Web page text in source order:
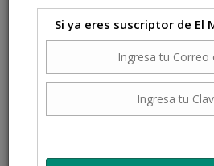
Si ya eres suscriptor de El